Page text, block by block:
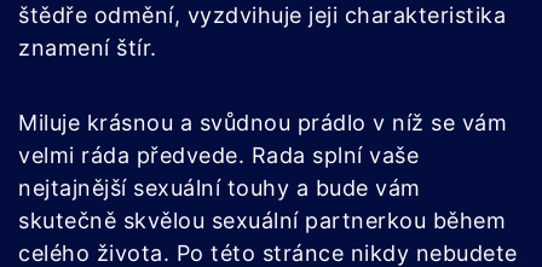
štědře odmění, vyzdvihuje jeji charakteristika
znamení štír.
Miluje krásnou a svůdnou prádlo v níž se vám
velmi ráda předvede. Rada splní vaše
nejtajnější sexuální touhy a bude vám
skutečně skvělou sexuální partnerkou během
celého života. Po této stránce nikdy nebudete